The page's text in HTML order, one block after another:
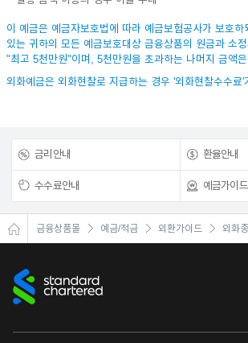
이 예금은 예금자보호법에 따라 예금보험공사가 보호하
있는 귀하의 모든 예금보호대상 금융상품의 원금과 소
"최고 5천만원"이며, 5천만원을 초과하는 나머지 금액은
외화예금은 외화현찰로 지급하는 경우 '외화현찰수수료'
금리안내 환율안내
수수료안내 예금가이드
금융상품몰 예금/적금 외환가이드 외화